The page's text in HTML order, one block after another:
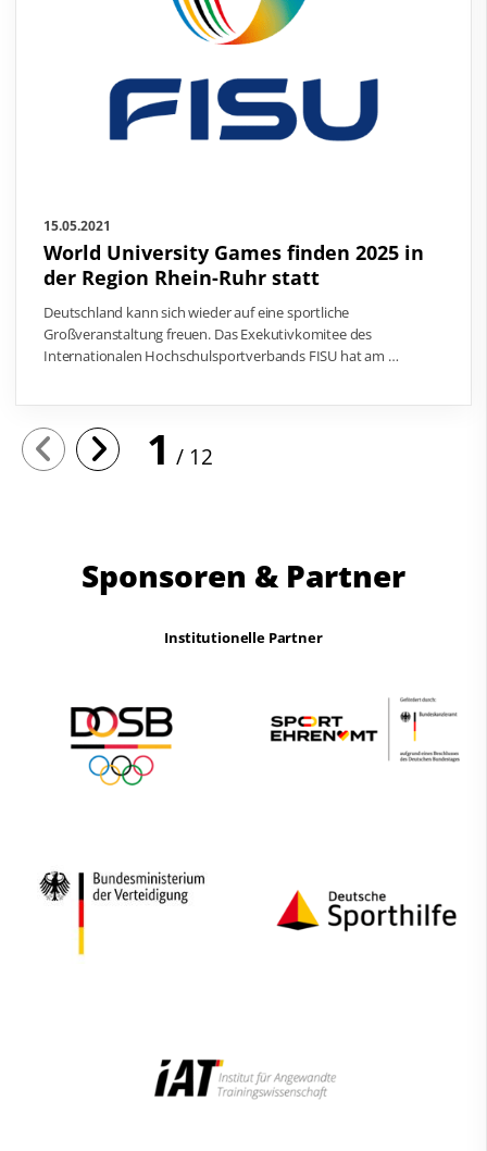
15.05.2021
World University Games finden 2025 in
der Region Rhein-Ruhr statt
Deutschland kann sich wieder auf eine sportliche
Großveranstaltung freuen. Das Exekutivkomitee des
Internationalen Hochschulsportverbands FISU hat am …
1 12
Sponsoren & Partner
Institutionelle Partner